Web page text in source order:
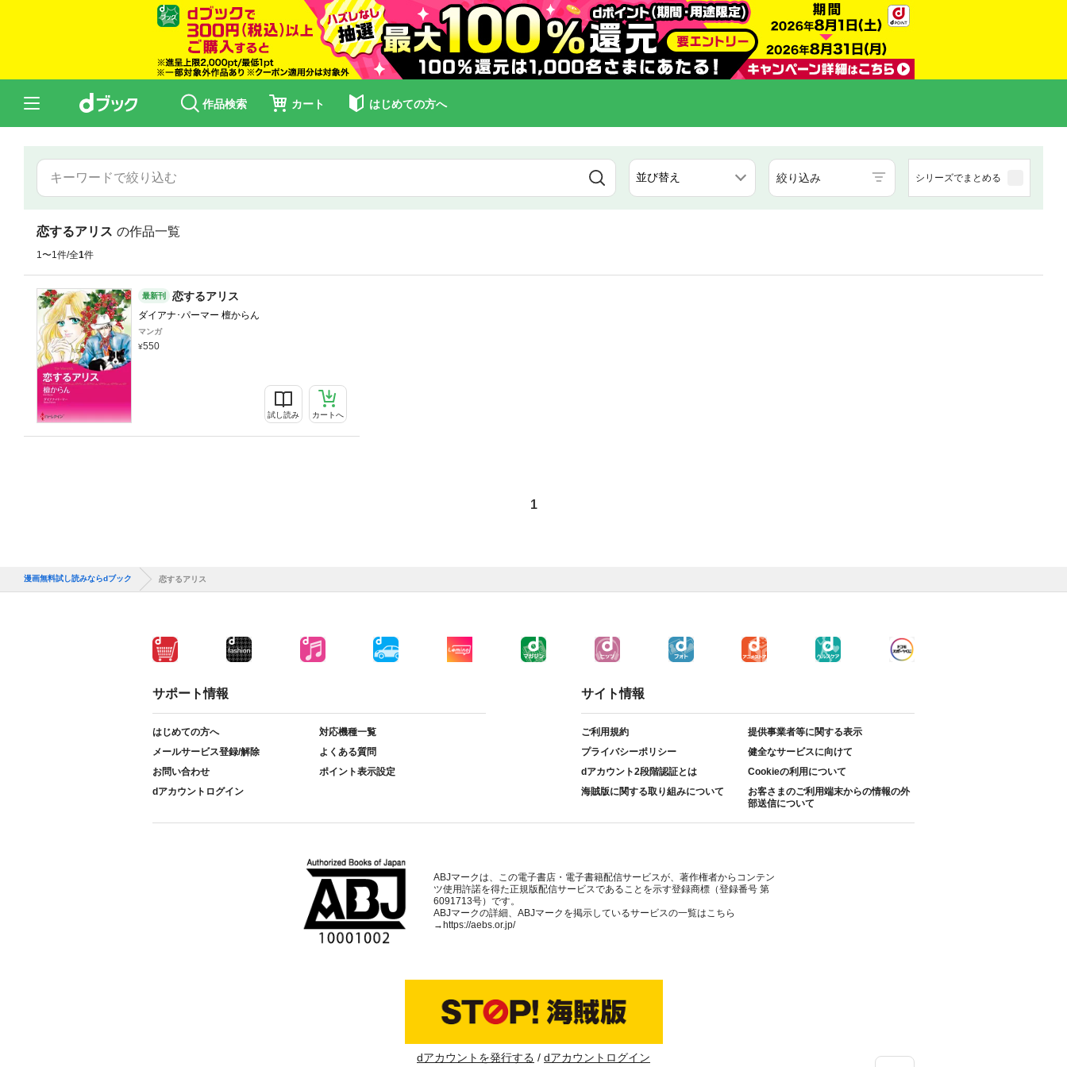
作品検索 カート はじめての方へ
絞り込み シリーズでまとめる
恋するアリス の作品一覧
1〜1件/全1件
最新刊 恋するアリス
ダイアナ･パーマー 檀からん
マンガ
550
試し読み カートへ
1
漫画無料試し読みならdブック 恋するアリス
サポート情報
はじめての方へ
対応機種一覧
メールサービス登録/解除
よくある質問
お問い合わせ
ポイント表示設定
dアカウントログイン
サイト情報
ご利用規約
提供事業者等に関する表示
プライバシーポリシー
健全なサービスに向けて
dアカウント2段階認証とは
Cookieの利用について
海賊版に関する取り組みについて
お客さまのご利用端末からの情報の外
部送信について
ABJマークは、この電子書店・電子書籍配信サービスが、著作権者からコンテン
ツ使用許諾を得た正規版配信サービスであることを示す登録商標（登録番号 第
6091713号）です。
ABJマークの詳細、ABJマークを掲示しているサービスの一覧はこちら
→https://aebs.or.jp/
dアカウントを発行する dアカウントログイン